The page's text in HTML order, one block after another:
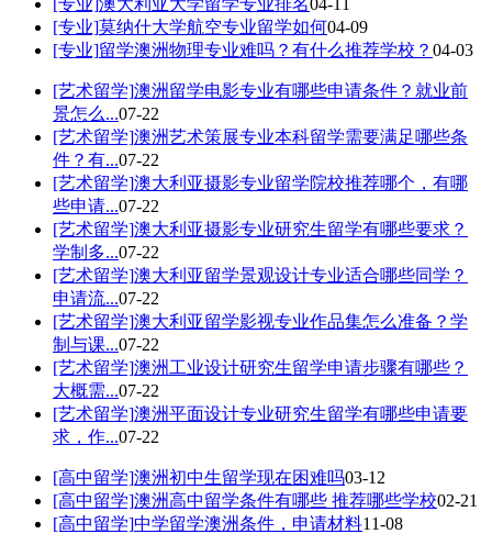
[专业]莫纳什大学航空专业留学如何04-09
[专业]留学澳洲物理专业难吗？有什么推荐学校？ 04-03
[艺术留学]澳洲留学电影专业有哪些申请条件？就业前
景怎么...07-22
[艺术留学]澳洲艺术策展专业本科留学需要满足哪些条
件？有...07-22
[艺术留学]澳大利亚摄影专业留学院校推荐哪个，有哪
些申请...07-22
[艺术留学]澳大利亚摄影专业研究生留学有哪些要求？
学制多...07-22
[艺术留学]澳大利亚留学景观设计专业适合哪些同学？
申请流...07-22
[艺术留学]澳大利亚留学影视专业作品集怎么准备？学
制与课...07-22
[艺术留学]澳洲工业设计研究生留学申请步骤有哪些？
大概需...07-22
[艺术留学]澳洲平面设计专业研究生留学有哪些申请要
求，作...07-22
[高中留学]澳洲初中生留学现在困难吗03-12
[高中留学]澳洲高中留学条件有哪些 推荐哪些学校02-21
[高中留学]中学留学澳洲条件，申请材料11-08